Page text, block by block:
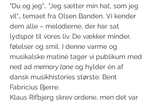
"Du og jeg"… "Jeg sætter min hat, som jeg
vil"… temaet fra Olsen Banden. Vi kender
dem alle – melodierne, der har sat
lydspor til vores liv. De vækker minder,
følelser og smil. I denne varme og
musikalske matiné tager vi publikum med
ned ad memory lane og hylder én af
dansk musikhistories største: Bent
Fabricius Bjerre.
Klaus Rifbjerg skrev ordene, men det var